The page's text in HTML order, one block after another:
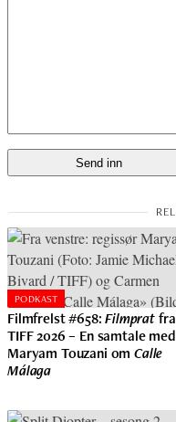
PODKAST
Filmfrelst #658:Filmpratfra
TIFF 2026 – En samtale med
Maryam Touzani omCalle
Málaga